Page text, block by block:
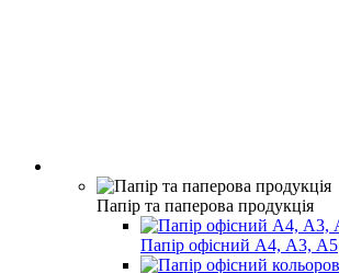
Папір та паперова продукція
Папір офісний А4, А3, А5